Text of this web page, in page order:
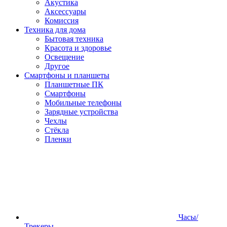
Акустика
Аксессуары
Комиссия
Техника для дома
Бытовая техника
Красота и здоровье
Освещение
Другое
Смартфоны и планшеты
Планшетные ПК
Смартфоны
Мобильные телефоны
Зарядные устройства
Чехлы
Стёкла
Пленки
Часы/